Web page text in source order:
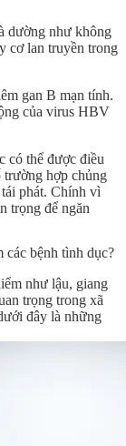
dường như không
cơ lan truyền trong
gan B mạn tính.
của virus HBV
có thể được điều
trường hợp chủng
phát. Chính vì
trọng để ngăn
các bệnh tình dục?
như lậu, giang
trọng trong xã
đây là những